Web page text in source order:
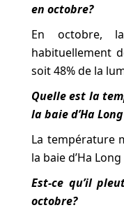
en octobre?
En octobre,
habituellement
soit 48% de la
Quelle est la
la baie d’Ha
La température
la baie d’Ha
Est-ce qu’il
octobre?